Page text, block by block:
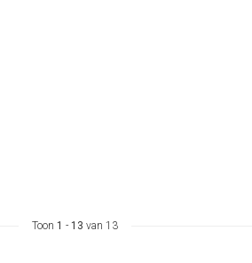
Toon 1 - 13 van 13